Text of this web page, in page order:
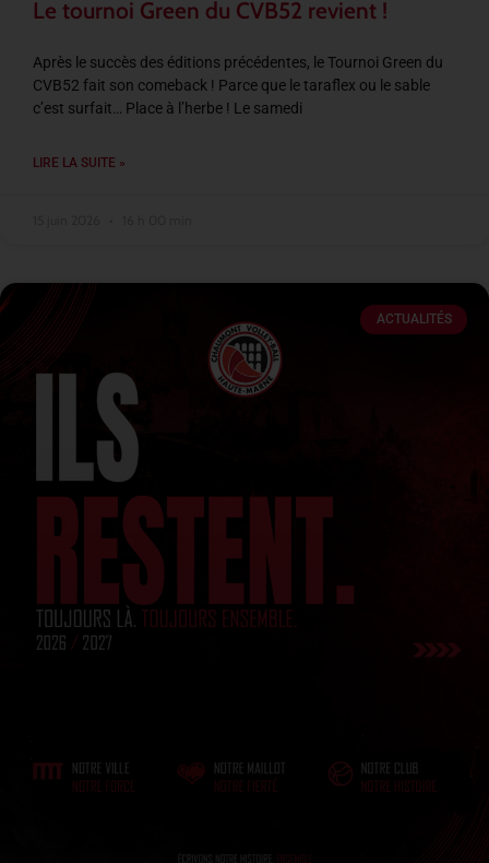
Le tournoi Green du CVB52 revient !
Après le succès des éditions précédentes, le Tournoi Green du
CVB52 fait son comeback ! Parce que le taraflex ou le sable
c’est surfait… Place à l’herbe ! Le samedi
LIRE LA SUITE »
ACTUALITÉS